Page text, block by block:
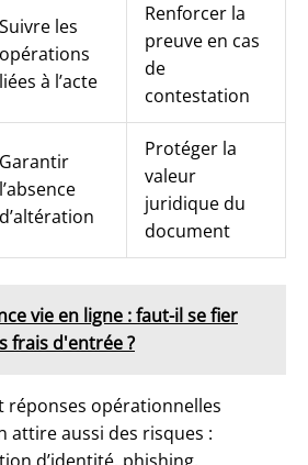
Suivre les
opérations
liées à l’acte
Renforcer la
preuve en cas
de
contestation
Garantir
l’absence
d’altération
Protéger la
valeur
juridique du
document
vie en ligne : faut-il se fier
frais d'entrée ?
réponses opérationnelles
attire aussi des risques :